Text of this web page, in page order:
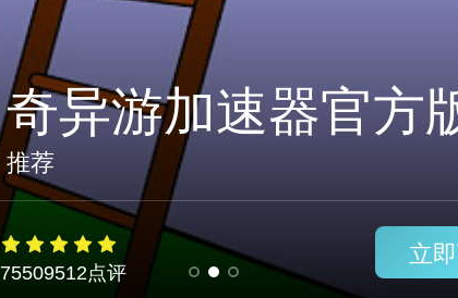
银河加速器下载安
推荐
75509512点评
立